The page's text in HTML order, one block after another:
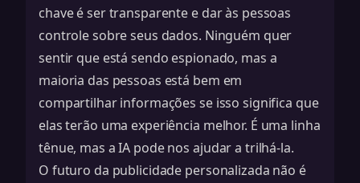
chave é ser transparente e dar às pessoas
controle sobre seus dados. Ninguém quer
sentir que está sendo espionado, mas a
maioria das pessoas está bem em
compartilhar informações se isso significa que
elas terão uma experiência melhor. É uma linha
tênue, mas a IA pode nos ajudar a trilhá-la.
O futuro da publicidade personalizada não é